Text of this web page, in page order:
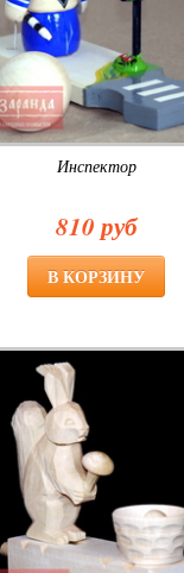
Инспектор
810 руб